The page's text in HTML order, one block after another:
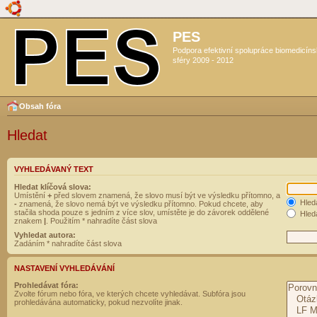
PES
Podpora efektivní spolupráce
sféry 2009 - 2012
Obsah fóra
Hledat
VYHLEDÁVANÝ TEXT
Hledat klíčová slova:
Umístění + před slovem znamená, že slovo musí být ve výsledku přítomno, a
- znamená, že slovo nemá být ve výsledku přítomno. Pokud chcete, aby
stačila shoda pouze s jedním z více slov, umístěte je do závorek oddělené
znakem | . Použitím * nahradíte část slova
Vyhledat autora:
Zadáním * nahradíte část slova
NASTAVENÍ VYHLEDÁVÁNÍ
Prohledávat fóra:
Zvolte fórum nebo fóra, ve kterých chcete vyhledávat. Subfóra jsou
prohledávána automaticky, pokud nezvolíte jinak.